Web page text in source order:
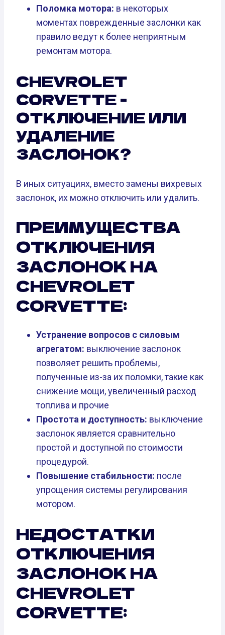
Поломка мотора: в некоторых
моментах поврежденные заслонки как
правило ведут к более неприятным
ремонтам мотора.
CHEVROLET
CORVETTE -
ОТКЛЮЧЕНИЕ ИЛИ
УДАЛЕНИЕ
ЗАСЛОНОК?
В иных ситуациях, вместо замены вихревых
заслонок, их можно отключить или удалить.
ПРЕИМУЩЕСТВА
ОТКЛЮЧЕНИЯ
ЗАСЛОНОК НА
CHEVROLET
CORVETTE:
Устранение вопросов с силовым
агрегатом: выключение заслонок
позволяет решить проблемы,
полученные из-за их поломки, такие как
снижение мощи, увеличенный расход
топлива и прочие
Простота и доступность: выключение
заслонок является сравнительно
простой и доступной по стоимости
процедурой.
Повышение стабильности: после
упрощения системы регулирования
мотором.
НЕДОСТАТКИ
ОТКЛЮЧЕНИЯ
ЗАСЛОНОК НА
CHEVROLET
CORVETTE: